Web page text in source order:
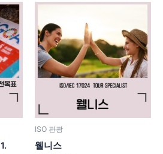
현
재
가
격:
1,300,000
원.
ISO 관광
웰니스